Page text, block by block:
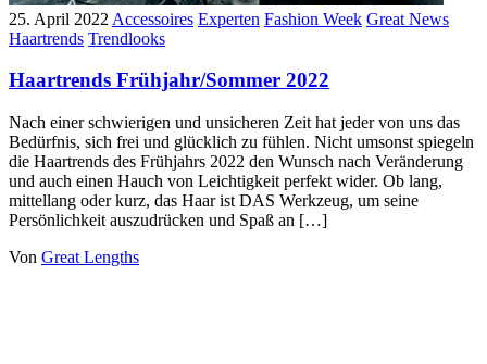
25. April 2022 Accessoires Experten Fashion Week Great News
Haartrends Trendlooks
Haartrends Frühjahr/Sommer 2022
Nach einer schwierigen und unsicheren Zeit hat jeder von uns das
Bedürfnis, sich frei und glücklich zu fühlen. Nicht umsonst spiegeln
die Haartrends des Frühjahrs 2022 den Wunsch nach Veränderung
und auch einen Hauch von Leichtigkeit perfekt wider. Ob lang,
mittellang oder kurz, das Haar ist DAS Werkzeug, um seine
Persönlichkeit auszudrücken und Spaß an […]
Von Great Lengths